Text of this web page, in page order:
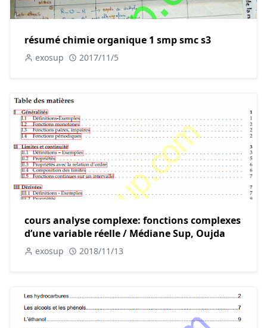
résumé chimie organique 1 smp smc s3
exosup 2017/11/5
cours analyse complexe: fonctions complexes
d’une variable réelle / Médiane Sup, Oujda
exosup 2018/11/13